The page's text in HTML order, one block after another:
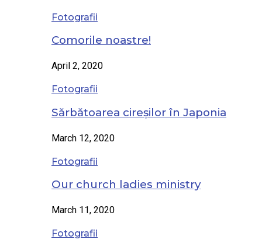
Fotografii
Comorile noastre!
April 2, 2020
Fotografii
Sărbătoarea cireșilor în Japonia
March 12, 2020
Fotografii
Our church ladies ministry
March 11, 2020
Fotografii